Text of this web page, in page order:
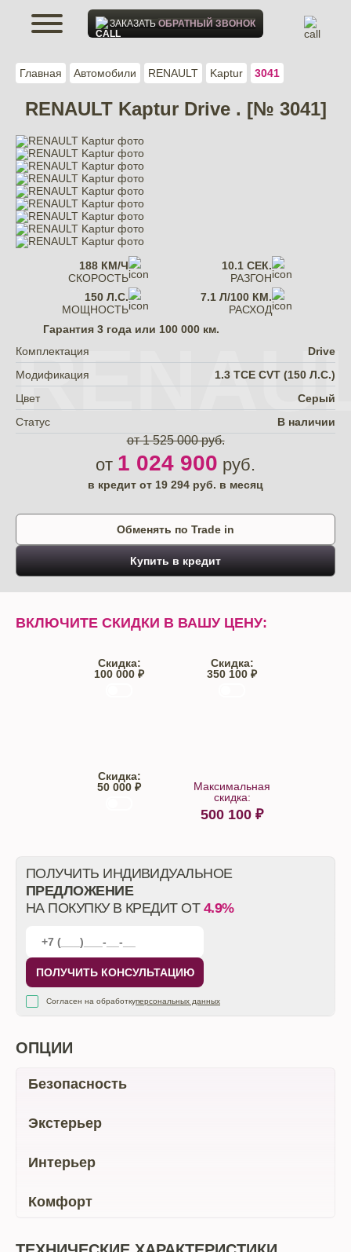
Главная Автомобили RENAULT Kaptur 3041
RENAULT Kaptur Drive . [№ 3041]
Гарантия 3 года или 100 000 км.
Комплектация
Drive
Модификация
1.3 TCE CVT (150 Л.С.)
Цвет
Серый
Статус
В наличии
от 1 525 000 руб.
от 1 024 900 руб.
в кредит от 19 294 руб. в месяц
188 КМ/Ч
СКОРОСТЬ
10.1 СЕК.
РАЗГОН
150 Л.С.
МОЩНОСТЬ
7.1 Л/100 КМ.
РАСХОД
Обменять по Trade in
Купить в кредит
ВКЛЮЧИТЕ СКИДКИ В ВАШУ ЦЕНУ:
Скидка:
100 000 ₽
Скидка:
350 100 ₽
Скидка:
50 000 ₽
Максимальная
скидка:
500 100 ₽
ПОЛУЧИТЬ ИНДИВИДУАЛЬНОЕ
ПРЕДЛОЖЕНИЕ
НА ПОКУПКУ В КРЕДИТ ОТ 4.9%
ПОЛУЧИТЬ КОНСУЛЬТАЦИЮ
Согласен на обработкуперсональных данных
ОПЦИИ
Безопасность
Экстерьер
Интерьер
Комфорт
ЗАКАЗАТЬОБРАТНЫЙ ЗВОНОК